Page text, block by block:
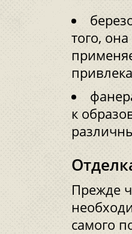
того,
к
Прежде
самого